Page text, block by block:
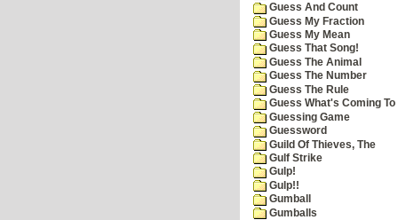
Guess And Count
Guess My Fraction
Guess My Mean
Guess That Song!
Guess The Animal
Guess The Number
Guess The Rule
Guess What's Coming To
Guessing Game
Guessword
Guild Of Thieves, The
Gulf Strike
Gulp!
Gulp!!
Gumball
Gumballs